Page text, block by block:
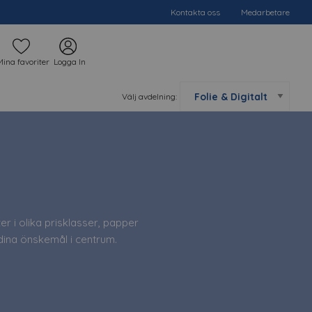
Kontakta oss Medarbetare
favoriter Logga In
Välj avdelning:
i olika prisklasser, papper
önskemål i centrum.